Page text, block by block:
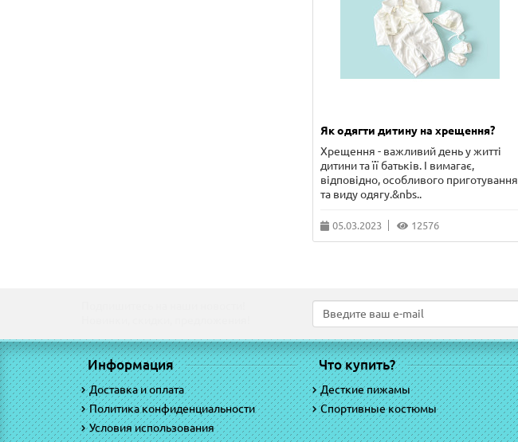
Як одягти дитину на хрещення?
Хрещення - важливий день у житті
дитини та її батьків. І вимагає,
відповідно, особливого приготування
та виду одягу.&nbs..
05.03.2023 12576
Информация
Доставка и оплата
Политика конфиденциальности
Условия использования
Что купить?
Десткие пижамы
Спортивные костюмы